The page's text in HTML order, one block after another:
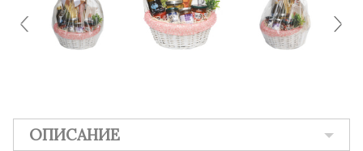
ОПИСАНИЕ